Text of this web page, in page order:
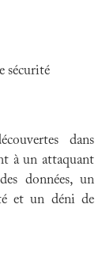
sécurité
dans
à un attaquant
données, un
et un déni de